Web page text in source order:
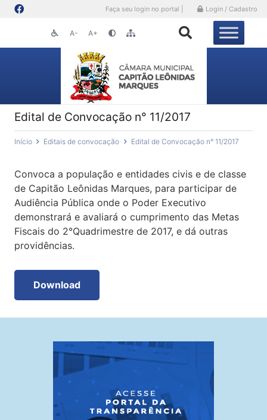
Faça seu login no portal | Login / Cadastro
A- A+
Edital de Convocação n° 11/2017
Início Editais de convocação Edital de Convocação n° 11/2017
Convoca a população e entidades civis e de classe
de Capitão Leônidas Marques, para participar de
Audiência Pública onde o Poder Executivo
demonstrará e avaliará o cumprimento das Metas
Fiscais do 2°Quadrimestre de 2017, e dá outras
providências.
Download